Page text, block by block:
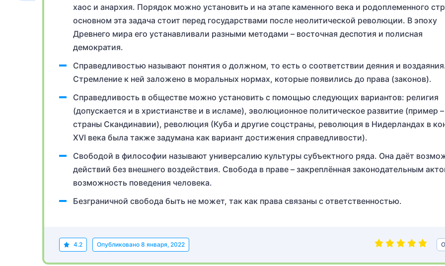
хаос и анархия. Порядок можно установить и на этапе каменного века и родоплеменного
основном эта задача стоит перед государствами после неолитической революции. В эпоху
Древнего мира его устанавливали разными методами – восточная деспотия и полисная
демократия.
Справедливостью называют понятия о должном, то есть о соответствии деяния и
Стремление к ней заложено в моральных нормах, которые появились до права (законов).
Справедливость в обществе можно установить с помощью следующих вариантов: религия
(допускается и в христианстве и в исламе), эволюционное политическое развитие (пример –
страны Скандинавии), революция (Куба и другие соцстраны, революция в Нидерландах в
XVI века была также задумана как вариант достижения справедливости).
Свободой в философии называют универсалию культуры субъектного ряда. Она даёт
действий без внешнего воздействия. Свобода в праве – закреплённая законодательным
возможность поведения человека.
Безграничной свобода быть не может, так как права связаны с ответственностью.
4.2 Опубликовано 8 января, 2022